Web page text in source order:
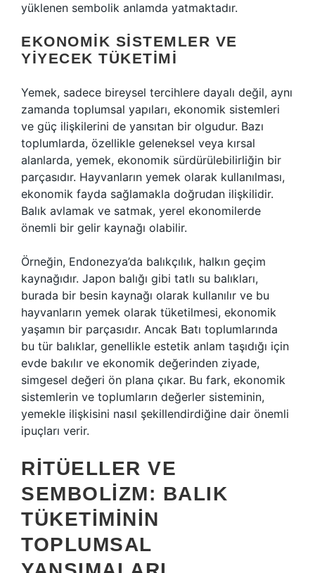
yüklenen sembolik anlamda yatmaktadır.
EKONOMIK SISTEMLER VE
YIYECEK TÜKETIMI
Yemek, sadece bireysel tercihlere dayalı değil, aynı
zamanda toplumsal yapıları, ekonomik sistemleri
ve güç ilişkilerini de yansıtan bir olgudur. Bazı
toplumlarda, özellikle geleneksel veya kırsal
alanlarda, yemek, ekonomik sürdürülebilirliğin bir
parçasıdır. Hayvanların yemek olarak kullanılması,
ekonomik fayda sağlamakla doğrudan ilişkilidir.
Balık avlamak ve satmak, yerel ekonomilerde
önemli bir gelir kaynağı olabilir.
Örneğin, Endonezya’da balıkçılık, halkın geçim
kaynağıdır. Japon balığı gibi tatlı su balıkları,
burada bir besin kaynağı olarak kullanılır ve bu
hayvanların yemek olarak tüketilmesi, ekonomik
yaşamın bir parçasıdır. Ancak Batı toplumlarında
bu tür balıklar, genellikle estetik anlam taşıdığı için
evde bakılır ve ekonomik değerinden ziyade,
simgesel değeri ön plana çıkar. Bu fark, ekonomik
sistemlerin ve toplumların değerler sisteminin,
yemekle ilişkisini nasıl şekillendirdiğine dair önemli
ipuçları verir.
RITÜELLER VE
SEMBOLIZM: BALIK
TÜKETIMININ
TOPLUMSAL